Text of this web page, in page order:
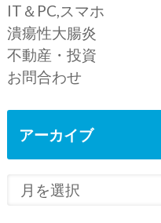
IT＆PC,スマホ
潰瘍性大腸炎
不動産・投資
お問合わせ
アーカイブ